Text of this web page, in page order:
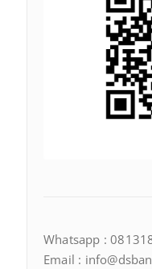
Whatsapp :
Email :